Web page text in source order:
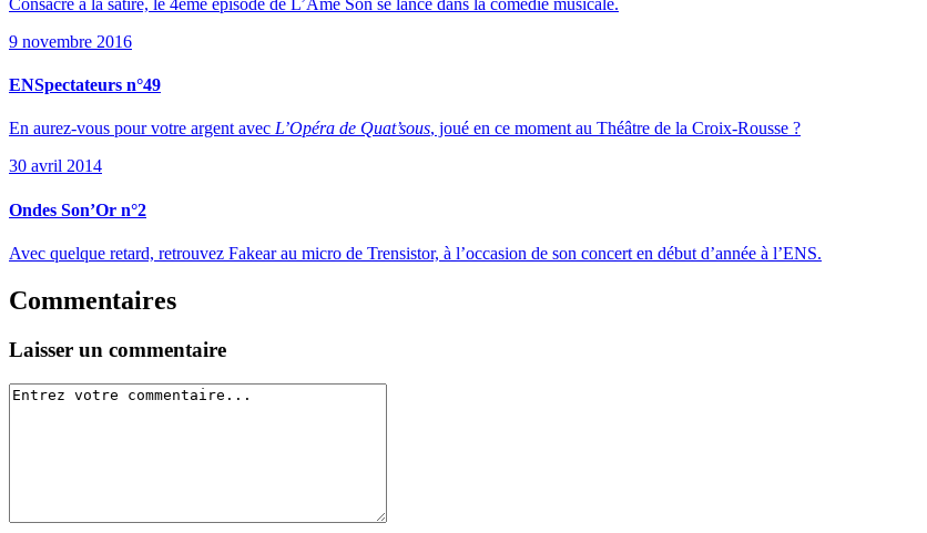
Consacré à la satire, le 4ème épisode de L’Âme Son se lance dans la comédie musicale.
9 novembre 2016
ENSpectateurs n°49
En aurez-vous pour votre argent avec L’Opéra de Quat’sous, joué en ce moment au Théâtre de la Croix-Rousse ?
30 avril 2014
Ondes Son’Or n°2
Avec quelque retard, retrouvez Fakear au micro de Trensistor, à l’occasion de son concert en début d’année à l’ENS.
Commentaires
Laisser un commentaire